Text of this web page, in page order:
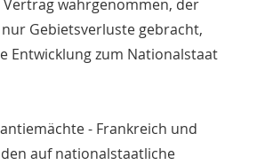
wahrgenommen, der
Gebietsverluste gebracht,
Entwicklung zum Nationalstaat
- Frankreich und
auf nationalstaatliche